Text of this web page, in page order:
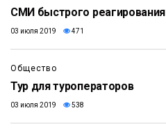
СМИ быстрого реагирования
03 июля 2019 471
Общество
Тур для туроператоров
03 июля 2019 538